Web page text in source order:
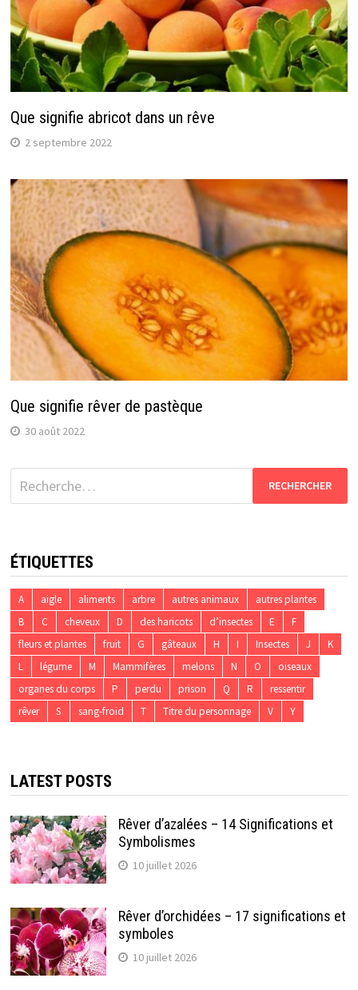
Que signifie abricot dans un rêve
2 septembre 2022
Que signifie rêver de pastèque
30 août 2022
Rechercher :
ÉTIQUETTES
A aigle aliments arbre autres animaux
autres plantes
B
C cheveux D des haricots d’insectes E
F
fleurs et plantes
fruit G gâteaux H I Insectes J
K
L
légume M Mammifères melons N O
oiseaux
organes du corps
P perdu prison Q R
ressentir
rêver
S sang-froid T Titre du personnage V Y
LATEST POSTS
Rêver d’azalées – 14 Significations et
Symbolismes
10 juillet 2026
Rêver d’orchidées – 17 significations et
symboles
10 juillet 2026